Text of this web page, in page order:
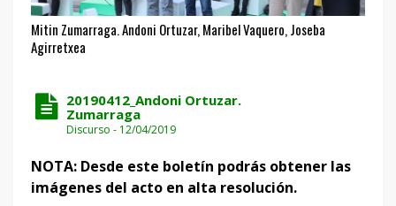
Mitin Zumarraga. Andoni Ortuzar, Maribel Vaquero, Joseba
Agirretxea
20190412_Andoni Ortuzar.
Zumarraga
Discurso - 12/04/2019
NOTA: Desde este boletín podrás obtener las
imágenes del acto en alta resolución.